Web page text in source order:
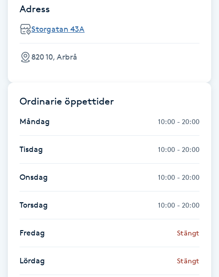
Fransförlängning Megavolym
Fransförlängning Volym
Fransk manikyr
Fransrengöring
Adress
Storgatan 43A
820 10, Arbrå
Ordinarie öppettider
Måndag 10:00 - 20:00
Tisdag 10:00 - 20:00
Onsdag 10:00 - 20:00
Torsdag 10:00 - 20:00
Fredag Stängt
Lördag Stängt